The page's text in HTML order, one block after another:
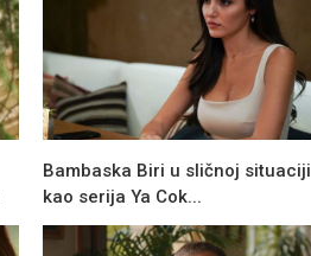
Bambaska Biri u sličnoj situaciji
kao serija Ya Cok...